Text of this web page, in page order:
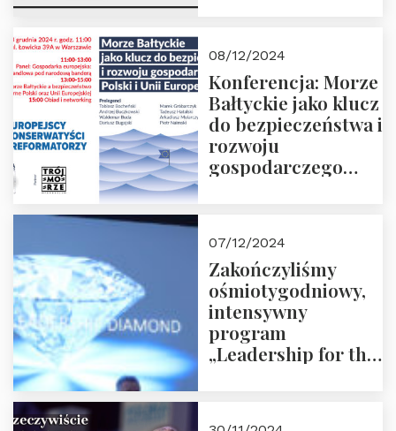
08/12/2024
Konferencja: Morze
Bałtyckie jako klucz
do bezpieczeństwa i
rozwoju
gospodarczego
ZAPRASZAMY
07/12/2024
Zakończyliśmy
ośmiotygodniowy,
intensywny
program
„Leadership for the